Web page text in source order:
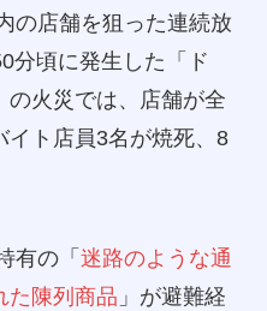
の店舗を狙った連続放
分頃に発生した「ド
の火災では、店舗が全
イト店員3名が焼死、8
有の「 迷路のような通
た陳列商品 」が避難経